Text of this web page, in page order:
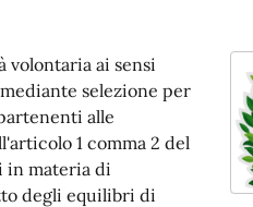
volontaria ai sensi
selezione per
alle
1 comma 2 del
in materia di
degli equilibri di